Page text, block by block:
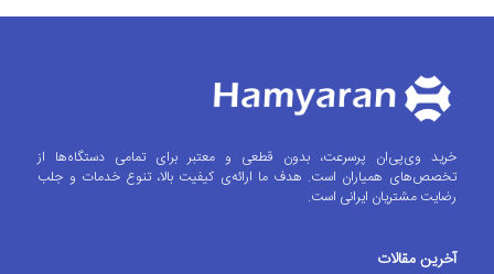
خرید وی‌پی‌ان پرسرعت، بدون قطعی و معتبر برای تمامی دستگاه‌ها از
تخصص‌های همیاران است. هدف ما ارائه‌ی کیفیت بالا، تنوع خدمات و جلب
رضایت مشتریان ایرانی است.
آخرین مقالات